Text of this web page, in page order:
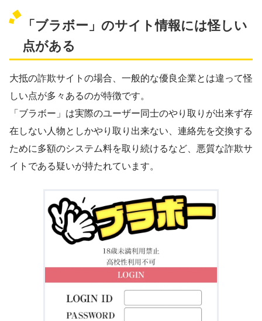
「ブラボー」のサイト情報には怪しい
点がある
大抵の詐欺サイトの場合、一般的な優良企業とは違って怪
しい点が多々あるのが特徴です。
「ブラボー」は実際のユーザー同士のやり取りが出来ず存
在しない人物としかやり取り出来ない、連絡先を交換する
ために多額のシステム料を取り続けるなど、悪質な詐欺サ
イトである疑いが持たれています。